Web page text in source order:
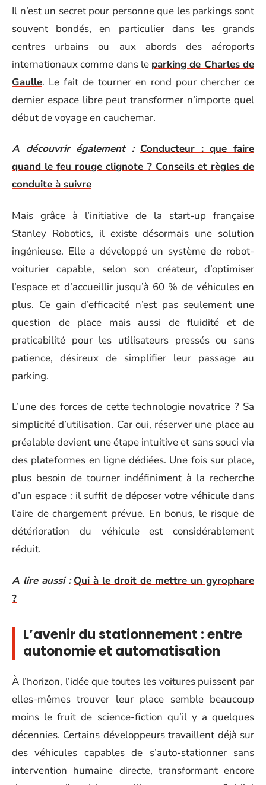
Il n’est un secret pour personne que les parkings sont
souvent bondés, en particulier dans les grands
centres urbains ou aux abords des aéroports
internationaux comme dans le parking de Charles de
Gaulle. Le fait de tourner en rond pour chercher ce
dernier espace libre peut transformer n’importe quel
début de voyage en cauchemar.
A découvrir également : Conducteur : que faire
quand le feu rouge clignote ? Conseils et règles de
conduite à suivre
Mais grâce à l’initiative de la start-up française
Stanley Robotics, il existe désormais une solution
ingénieuse. Elle a développé un système de robot-
voiturier capable, selon son créateur, d’optimiser
l’espace et d’accueillir jusqu’à 60 % de véhicules en
plus. Ce gain d’efficacité n’est pas seulement une
question de place mais aussi de fluidité et de
praticabilité pour les utilisateurs pressés ou sans
patience, désireux de simplifier leur passage au
parking.
L’une des forces de cette technologie novatrice ? Sa
simplicité d’utilisation. Car oui, réserver une place au
préalable devient une étape intuitive et sans souci via
des plateformes en ligne dédiées. Une fois sur place,
plus besoin de tourner indéfiniment à la recherche
d’un espace : il suffit de déposer votre véhicule dans
l’aire de chargement prévue. En bonus, le risque de
détérioration du véhicule est considérablement
réduit.
A lire aussi : Qui à le droit de mettre un gyrophare
?
L’avenir du stationnement : entre
autonomie et automatisation
À l’horizon, l’idée que toutes les voitures puissent par
elles-mêmes trouver leur place semble beaucoup
moins le fruit de science-fiction qu’il y a quelques
décennies. Certains développeurs travaillent déjà sur
des véhicules capables de s’auto-stationner sans
intervention humaine directe, transformant encore